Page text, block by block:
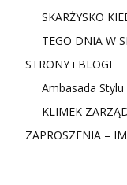
SKARŻYSKO
TEGO DNIA W
STRONY i BLOGI
Ambasada
KLIMEK
ZAPROSZENIA –